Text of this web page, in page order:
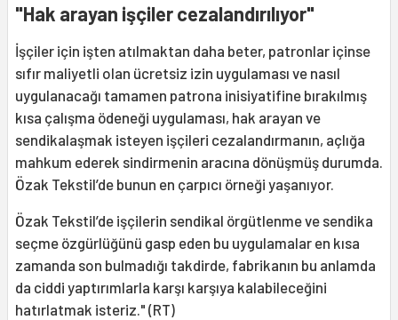
"Hak arayan işçiler cezalandırılıyor"
İşçiler için işten atılmaktan daha beter, patronlar içinse
sıfır maliyetli olan ücretsiz izin uygulaması ve nasıl
uygulanacağı tamamen patrona inisiyatifine bırakılmış
kısa çalışma ödeneği uygulaması, hak arayan ve
sendikalaşmak isteyen işçileri cezalandırmanın, açlığa
mahkum ederek sindirmenin aracına dönüşmüş durumda.
Özak Tekstil’de bunun en çarpıcı örneği yaşanıyor.
Özak Tekstil’de işçilerin sendikal örgütlenme ve sendika
seçme özgürlüğünü gasp eden bu uygulamalar en kısa
zamanda son bulmadığı takdirde, fabrikanın bu anlamda
da ciddi yaptırımlarla karşı karşıya kalabileceğini
hatırlatmak isteriz." (RT)